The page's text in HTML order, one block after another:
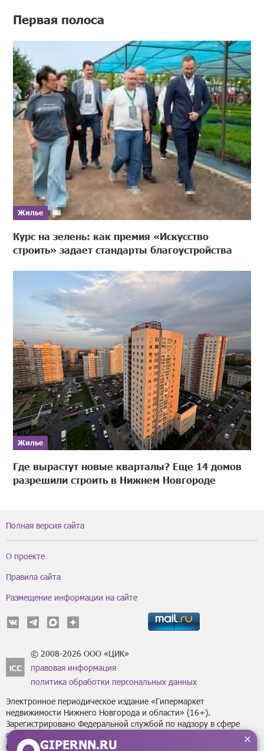
Первая полоса
Жилье
Курс на зелень: как премия «Искусство
строить» задает стандарты благоустройства
Жилье
Где вырастут новые кварталы? Еще 14 домов
разрешили строить в Нижнем Новгороде
GIPERNN.RU
Полная версия сайта
О проекте
Правила сайта
Размещение информации на сайте
© 2008-2026 ООО «ЦИК»
правовая информация
политика обработки персональных данных
Электронное периодическое издание «Гипермаркет
недвижимости Нижнего Новгорода и области» (16+).
Зарегистрировано Федеральной службой по надзору в сфере
связи, информационных технологий
и массовых коммуникаций (Роскомнадзор) за регистрационным